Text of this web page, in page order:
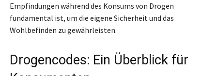
Empfindungen während des Konsums von Drogen
fundamental ist, um die eigene Sicherheit und das
Wohlbefinden zu gewährleisten.
Drogencodes: Ein Überblick für